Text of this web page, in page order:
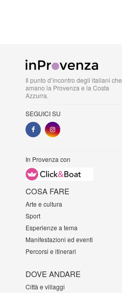
Il punto d’incontro degli italiani che
amano la Provenza e la Costa
Azzurra.
SEGUICI SU
In Provenza con
COSA FARE
Arte e cultura
Sport
Esperienze a tema
Manifestazioni ed eventi
Percorsi e itinerari
DOVE ANDARE
Città e villaggi